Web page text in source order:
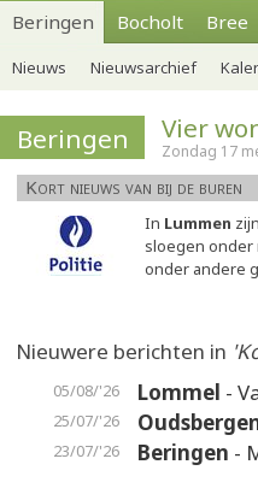
Beringen Bocholt Bree
Nieuws Nieuwsarchief
Beringen Vier
Zondag 17
Kort nieuws van bij de buren
In Lummen
sloegen onder
onder andere
Nieuwere berichten in
05/08/'26 Lommel -
25/07/'26
23/07/'26 Beringen -